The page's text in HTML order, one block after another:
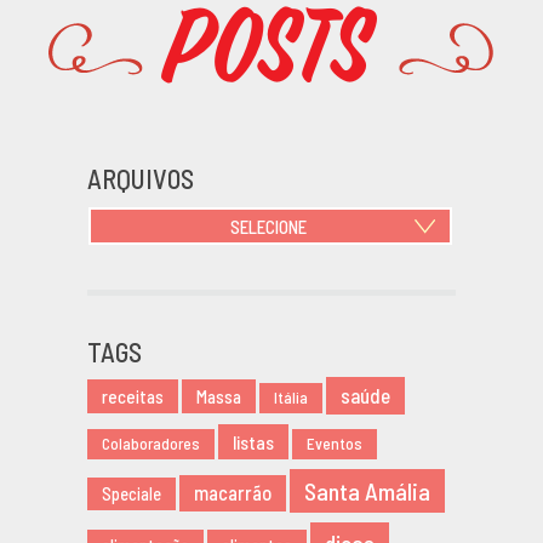
Posts
ARQUIVOS
SELECIONE
NOVEMBRO 2019
AGOSTO 2019
MARÇO 2019
FEVEREIRO 2019
JANEIRO 2019
TAGS
receitas Massa Itália saúde
Colaboradores listas Eventos
Speciale macarrão Santa Amália